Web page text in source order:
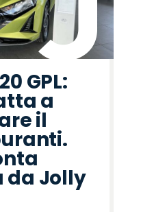
GPL:
a
il
da Jolly